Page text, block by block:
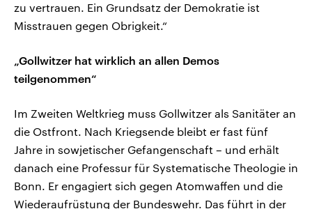
zu vertrauen. Ein Grundsatz der Demokratie ist
Misstrauen gegen Obrigkeit.“
„Gollwitzer hat wirklich an allen Demos
teilgenommen“
Im Zweiten Weltkrieg muss Gollwitzer als Sanitäter an
die Ostfront. Nach Kriegsende bleibt er fast fünf
Jahre in sowjetischer Gefangenschaft – und erhält
danach eine Professur für Systematische Theologie in
Bonn. Er engagiert sich gegen Atomwaffen und die
Wiederaufrüstung der Bundeswehr. Das führt in der